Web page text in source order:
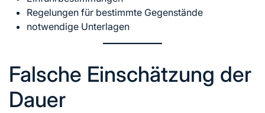
Regelungen für bestimmte Gegenstände
notwendige Unterlagen
Falsche Einschätzung der
Dauer